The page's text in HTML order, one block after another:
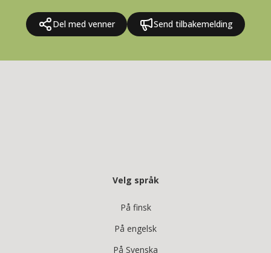
Del med venner Send tilbakemelding
Velg språk
På finsk
På engelsk
På Svenska